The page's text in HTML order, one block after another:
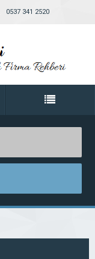
0537 341 2520